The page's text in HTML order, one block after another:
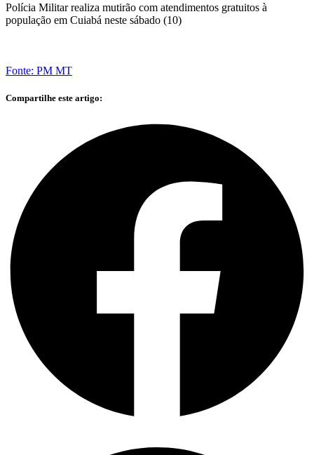
Polícia Militar realiza mutirão com atendimentos gratuitos à
população em Cuiabá neste sábado (10)
Fonte: PM MT
Compartilhe este artigo: